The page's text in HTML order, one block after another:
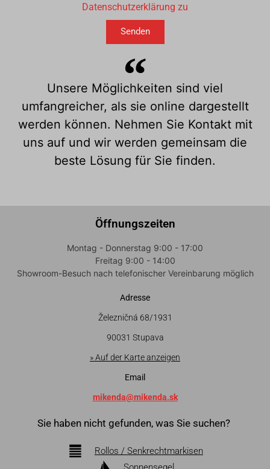
Datenschutzerklärung zu
Senden
Unsere Möglichkeiten sind viel
umfangreicher, als sie online dargestellt
werden können. Nehmen Sie Kontakt mit
uns auf und wir werden gemeinsam die
beste Lösung für Sie finden.
Öffnungszeiten
Montag - Donnerstag 9:00 - 17:00
Freitag 9:00 - 14:00
Showroom-Besuch nach telefonischer Vereinbarung möglich
Adresse
Železničná 68/1931
90031 Stupava
» Auf der Karte anzeigen
Email
mikenda@mikenda.sk
Sie haben nicht gefunden, was Sie suchen?
Rollos / Senkrechtmarkisen